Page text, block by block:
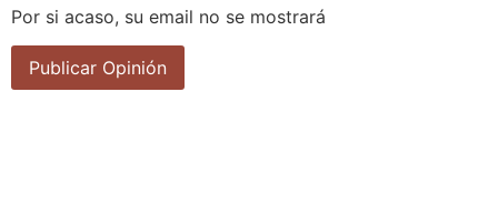
Por si acaso, su email no se mostrará